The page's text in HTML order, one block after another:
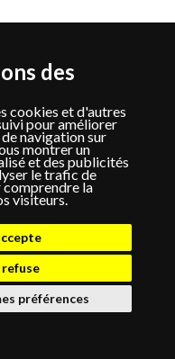
des
cookies et d'autres
pour améliorer
navigation sur
montrer un
et des publicités
le trafic de
la
visiteurs.
refuse
préférences
pièces détachées
et Sanyo